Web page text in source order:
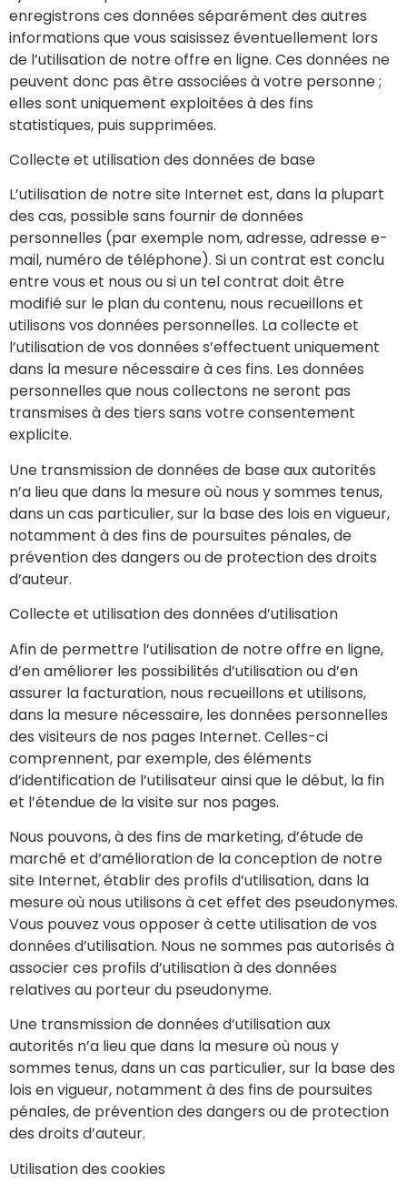
enregistrons ces données séparément des autres
informations que vous saisissez éventuellement lors
de l’utilisation de notre offre en ligne. Ces données ne
peuvent donc pas être associées à votre personne ;
elles sont uniquement exploitées à des fins
statistiques, puis supprimées.
Collecte et utilisation des données de base
L’utilisation de notre site Internet est, dans la plupart
des cas, possible sans fournir de données
personnelles (par exemple nom, adresse, adresse e-
mail, numéro de téléphone). Si un contrat est conclu
entre vous et nous ou si un tel contrat doit être
modifié sur le plan du contenu, nous recueillons et
utilisons vos données personnelles. La collecte et
l’utilisation de vos données s’effectuent uniquement
dans la mesure nécessaire à ces fins. Les données
personnelles que nous collectons ne seront pas
transmises à des tiers sans votre consentement
explicite.
Une transmission de données de base aux autorités
n’a lieu que dans la mesure où nous y sommes tenus,
dans un cas particulier, sur la base des lois en vigueur,
notamment à des fins de poursuites pénales, de
prévention des dangers ou de protection des droits
d’auteur.
Collecte et utilisation des données d’utilisation
Afin de permettre l’utilisation de notre offre en ligne,
d’en améliorer les possibilités d’utilisation ou d’en
assurer la facturation, nous recueillons et utilisons,
dans la mesure nécessaire, les données personnelles
des visiteurs de nos pages Internet. Celles-ci
comprennent, par exemple, des éléments
d’identification de l’utilisateur ainsi que le début, la fin
et l’étendue de la visite sur nos pages.
Nous pouvons, à des fins de marketing, d’étude de
marché et d’amélioration de la conception de notre
site Internet, établir des profils d’utilisation, dans la
mesure où nous utilisons à cet effet des pseudonymes.
Vous pouvez vous opposer à cette utilisation de vos
données d’utilisation. Nous ne sommes pas autorisés à
associer ces profils d’utilisation à des données
relatives au porteur du pseudonyme.
Une transmission de données d’utilisation aux
autorités n’a lieu que dans la mesure où nous y
sommes tenus, dans un cas particulier, sur la base des
lois en vigueur, notamment à des fins de poursuites
pénales, de prévention des dangers ou de protection
des droits d’auteur.
Utilisation des cookies